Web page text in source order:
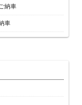
納車
車